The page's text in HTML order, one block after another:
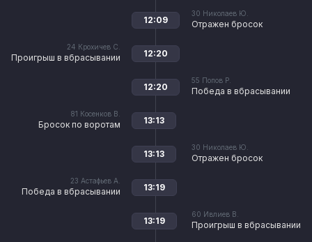
30 Николаев Ю.
Отражен бросок
12:09
24 Крохичев С.
Проигрыш в вбрасывании 12:20
55 Попов Р.
Победа в вбрасывании
12:20
81 Косенков В.
Бросок по воротам 13:13
30 Николаев Ю.
Отражен бросок
13:13
23 Астафьев А.
Победа в вбрасывании 13:19
60 Ивлиев В.
Проигрыш в вбрасывании
13:19